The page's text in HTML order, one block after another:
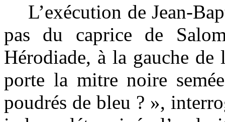
L’exécution de Jean-
pas du caprice de
Hérodiade, à la gauche
porte la mitre noire
poudrés de bleu ? »,